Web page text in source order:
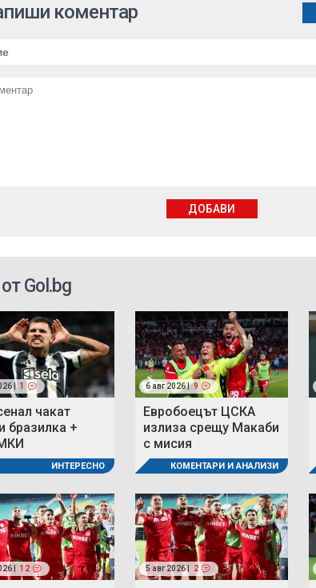
коментар
ДОБАВИ
Gol.bg
| 1
чакат
бразилка +
ИНТЕРЕСНО
6 авг 2026 | 9
Евробоецът ЦСКА
излиза срещу Макаби
с мисия
КОМЕНТАРИ И АНАЛИЗИ
| 12 5 авг 2026 | 2